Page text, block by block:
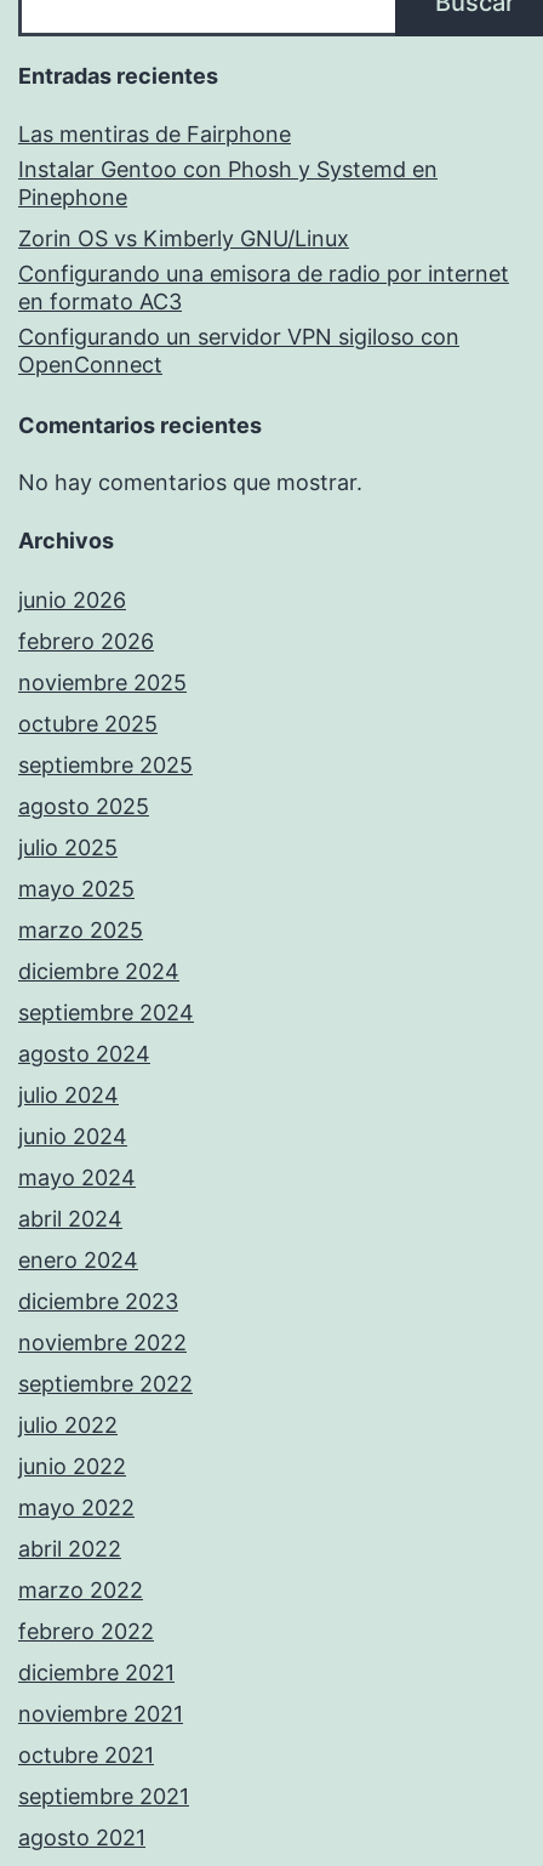
Entradas recientes
Las mentiras de Fairphone
Instalar Gentoo con Phosh y Systemd en
Pinephone
Zorin OS vs Kimberly GNU/Linux
Configurando una emisora de radio por internet
en formato AC3
Configurando un servidor VPN sigiloso con
OpenConnect
Comentarios recientes
No hay comentarios que mostrar.
Archivos
junio 2026
febrero 2026
noviembre 2025
octubre 2025
septiembre 2025
agosto 2025
julio 2025
mayo 2025
marzo 2025
diciembre 2024
septiembre 2024
agosto 2024
julio 2024
junio 2024
mayo 2024
abril 2024
enero 2024
diciembre 2023
noviembre 2022
septiembre 2022
julio 2022
junio 2022
mayo 2022
abril 2022
marzo 2022
febrero 2022
diciembre 2021
noviembre 2021
octubre 2021
septiembre 2021
agosto 2021